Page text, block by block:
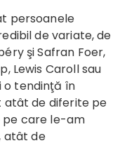
de variate, de
şi Safran Foer,
Lewis Caroll sau
o tendinţă în
atât de diferite pe
pe care le-am
atât de